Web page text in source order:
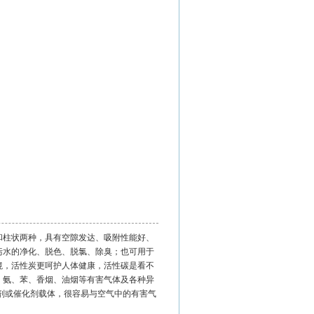
状两种，具有空隙发达、吸附性能好、
的净化、脱色、脱氯、除臭；也可用于
活性炭更呵护人体健康，活性碳是看不
、苯、香烟、油烟等有害气体及各种异
催化剂载体，很容易与空气中的有害气